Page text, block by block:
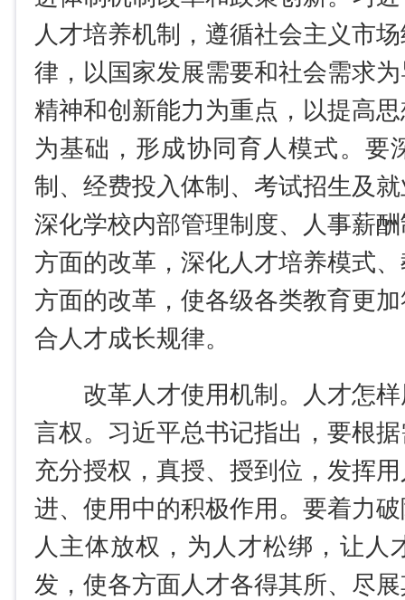
人才培养机制，遵循社会主义市
律，以国家发展需要和社会需求
精神和创新能力为重点，以提高
为基础，形成协同育人模式。要
制、经费投入体制、考试招生及
深化学校内部管理制度、人事薪
方面的改革，深化人才培养模式
方面的改革，使各级各类教育更
合人才成长规律。
改革人才使用机制。人才怎样
言权。习近平总书记指出，要根
充分授权，真授、授到位，发挥
进、使用中的积极作用。要着力
人主体放权，为人才松绑，让人
发，使各方面人才各得其所、尽